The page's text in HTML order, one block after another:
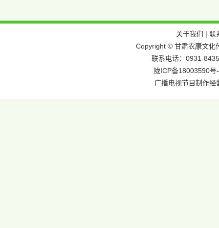
关于我们 | 联
Copyright © 甘肃农康文化
联系电话：0931-
陇ICP备18003590号
广播电视节目制作